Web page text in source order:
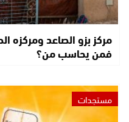
مركز بزو الصاعد ومركزه
فمن يحاسب من؟
مستجدات